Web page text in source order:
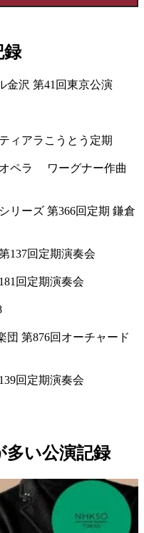
録
金沢 第41回東京公演
ィアラこうとう定期
ペラ ワーグナー作曲
リーズ 第366回定期 鎌倉
137回定期演奏会
回定期演奏会
団 第876回オーチャード
回定期演奏会
多い公演記録